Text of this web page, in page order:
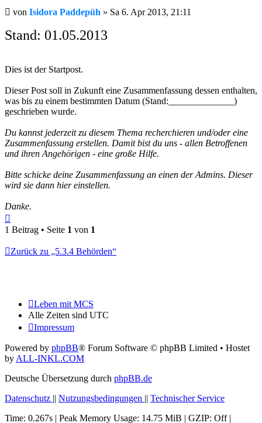
Beitrag
von Isidora Paddepüh » Sa 6. Apr 2013, 21:11
Stand: 01.05.2013
Dies ist der Startpost.
Dieser Post soll in Zukunft eine Zusammenfassung dessen enthalten,
was bis zu einem bestimmten Datum (Stand:______________)
geschrieben wurde.
Du kannst jederzeit zu diesem Thema recherchieren und/oder eine
Zusammenfassung erstellen. Damit bist du uns - allen Betroffenen
und ihren Angehörigen - eine große Hilfe.
Bitte schicke deine Zusammenfassung an einen der Admins. Dieser
wird sie dann hier einstellen.
Danke.
oben
1 Beitrag • Seite 1 von 1
Zurück zu „5.3.4 Behörden“
Leben mit MCS
Alle Zeiten sind UTC
Impressum
Powered by phpBB® Forum Software © phpBB Limited • Hostet
by ALL-INKL.COM
Deutsche Übersetzung durch phpBB.de
Datenschutz || Nutzungsbedingungen || Technischer Service
Time: 0.267s | Peak Memory Usage: 14.75 MiB | GZIP: Off |